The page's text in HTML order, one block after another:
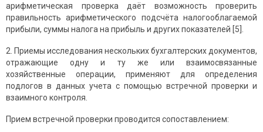
арифметическая проверка даёт возможность проверить
правильность арифметического подсчёта налогооблагаемой
прибыли, суммы налога на прибыль и других показателей [5].
2. Приемы исследования нескольких бухгалтерских документов,
отражающие одну и ту же или взаимосвязанные
хозяйственные операции, применяют для определения
подлогов в данных учета с помощью встречной проверки и
взаимного контроля.
Прием встречной проверки проводится сопоставлением: